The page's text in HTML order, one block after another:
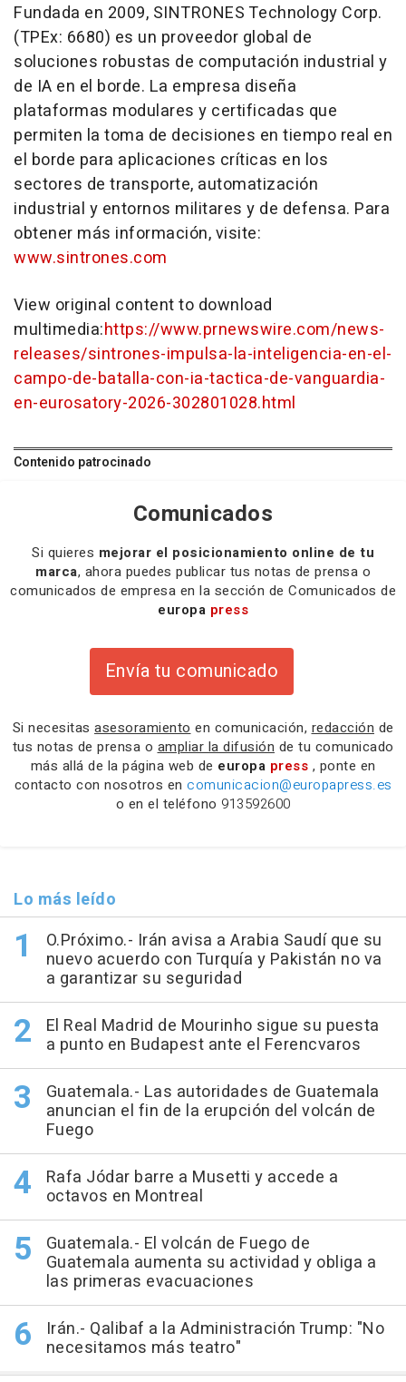
Fundada en 2009, SINTRONES Technology Corp.
(TPEx: 6680) es un proveedor global de
soluciones robustas de computación industrial y
de IA en el borde. La empresa diseña
plataformas modulares y certificadas que
permiten la toma de decisiones en tiempo real en
el borde para aplicaciones críticas en los
sectores de transporte, automatización
industrial y entornos militares y de defensa. Para
obtener más información, visite:
www.sintrones.com
View original content to download
multimedia:https://www.prnewswire.com/news-
releases/sintrones-impulsa-la-inteligencia-en-el-
campo-de-batalla-con-ia-tactica-de-vanguardia-
en-eurosatory-2026-302801028.html
Contenido patrocinado
Comunicados
Si quieres mejorar el posicionamiento online de tu
marca, ahora puedes publicar tus notas de prensa o
comunicados de empresa en la sección de Comunicados de
europa press
Envía tu comunicado
Si necesitas asesoramiento en comunicación, redacción de
tus notas de prensa o ampliar la difusión de tu comunicado
más allá de la página web de europa press , ponte en
contacto con nosotros en comunicacion@europapress.es
o en el teléfono 913592600
Lo más leído
O.Próximo.- Irán avisa a Arabia Saudí que su
nuevo acuerdo con Turquía y Pakistán no va
a garantizar su seguridad
El Real Madrid de Mourinho sigue su puesta
a punto en Budapest ante el Ferencvaros
Guatemala.- Las autoridades de Guatemala
anuncian el fin de la erupción del volcán de
Fuego
Rafa Jódar barre a Musetti y accede a
octavos en Montreal
Guatemala.- El volcán de Fuego de
Guatemala aumenta su actividad y obliga a
las primeras evacuaciones
Irán.- Qalibaf a la Administración Trump: "No
necesitamos más teatro"